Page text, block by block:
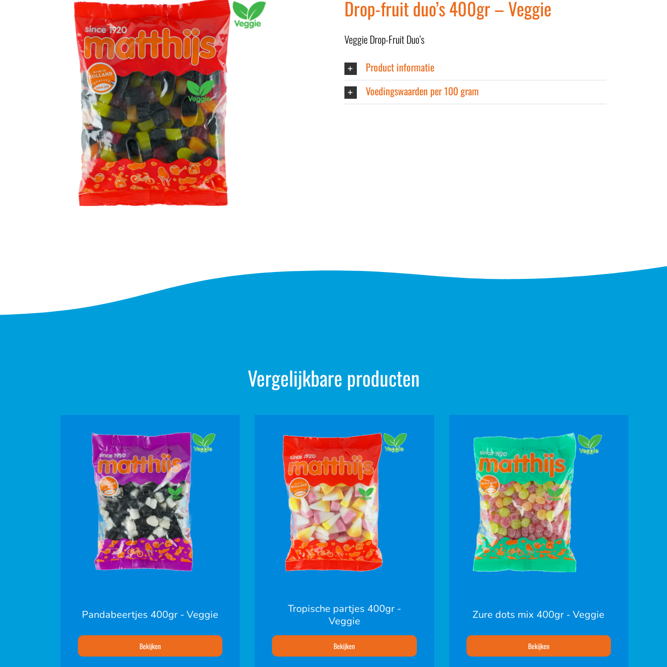
Drop-fruit duo’s 400gr – Veggie
Veggie Drop-Fruit Duo’s
Product informatie
Voedingswaarden per 100 gram
Vergelijkbare producten
Pandabeertjes 400gr - Veggie
Bekijken
Tropische partjes 400gr -
Veggie
Bekijken
Zure dots mix 400gr - Veggie
Bekijken